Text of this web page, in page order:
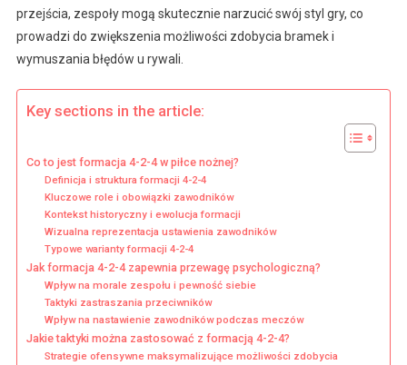
Presja
Na
przejścia, zespoły mogą skutecznie narzucić swój styl gry, co
prowadzi do zwiększenia możliwości zdobycia bramek i
wymuszania błędów u rywali.
Key sections in the article:
Co to jest formacja 4-2-4 w piłce nożnej?
Definicja i struktura formacji 4-2-4
Kluczowe role i obowiązki zawodników
Kontekst historyczny i ewolucja formacji
Wizualna reprezentacja ustawienia zawodników
Typowe warianty formacji 4-2-4
Jak formacja 4-2-4 zapewnia przewagę psychologiczną?
Wpływ na morale zespołu i pewność siebie
Taktyki zastraszania przeciwników
Wpływ na nastawienie zawodników podczas meczów
Jakie taktyki można zastosować z formacją 4-2-4?
Strategie ofensywne maksymalizujące możliwości zdobycia